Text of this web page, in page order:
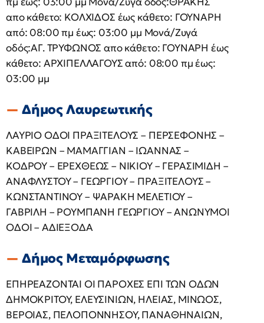
απο κάθετο: ΚΟΛΧΙΔΟΣ έως κάθετο: ΓΟΥΝΑΡΗ
από: 08:00 πμ έως: 03:00 μμ Μονά/Ζυγά
οδός:ΑΓ. ΤΡΥΦΩΝΟΣ απο κάθετο: ΓΟΥΝΑΡΗ έως
κάθετο: ΑΡΧΙΠΕΛΛΑΓΟΥΣ από: 08:00 πμ έως:
03:00 μμ
Δήμος Λαυρεωτικής
ΛΑΥΡΙΟ ΟΔΟΙ ΠΡΑΞΙΤΕΛΟΥΣ – ΠΕΡΣΕΦΟΝΗΣ –
ΚΑΒΕΙΡΩΝ – ΜΑΜΑΓΓΙΑΝ – ΙΩΑΝΝΑΣ –
ΚΟΔΡΟΥ – ΕΡΕΧΘΕΩΣ – ΝΙΚΙΟΥ – ΓΕΡΑΣΙΜΙΔΗ –
ΑΝΑΦΛΥΣΤΟΥ – ΓΕΩΡΓΙΟΥ – ΠΡΑΞΙΤΕΛΟΥΣ –
ΚΩΝΣΤΑΝΤΙΝΟΥ – ΨΑΡΑΚΗ ΜΕΛΕΤΙΟΥ –
ΓΑΒΡΙΛΗ – ΡΟΥΜΠΑΝΗ ΓΕΩΡΓΙΟΥ – ΑΝΩΝΥΜΟΙ
ΟΔΟΙ – ΑΔΙΕΞΟΔΑ
Δήμος Μεταμόρφωσης
ΕΠΗΡΕΑΖΟΝΤΑΙ ΟΙ ΠΑΡΟΧΕΣ ΕΠΙ ΤΩΝ ΟΔΩΝ
ΔΗΜΟΚΡΙΤΟΥ, ΕΛΕΥΣΙΝΙΩΝ, ΗΛΕΙΑΣ, ΜΙΝΩΟΣ,
ΒΕΡΟΙΑΣ, ΠΕΛΟΠΟΝΝΗΣΟΥ, ΠΑΝΑΘΗΝΑΙΩΝ,